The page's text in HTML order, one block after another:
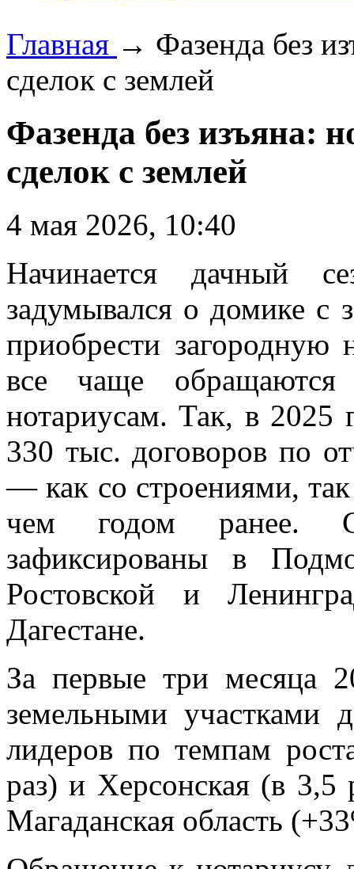
Главная → Фазенда без
сделок с землей
Фазенда без изъяна:
сделок с землей
4 мая 2026, 10:40
Начинается дачный
задумывался о домике с
приобрести
все чаще
нотариусам. Так, в 2025
330 тыс. договоров по
— как со строениями,
чем годом ранее.
зафиксированы в
Ростовской и
Дагестане.
За первые три месяца
земельными участками
лидеров по темпам
раз) и Херсонская (в 3,5
Магаданская область